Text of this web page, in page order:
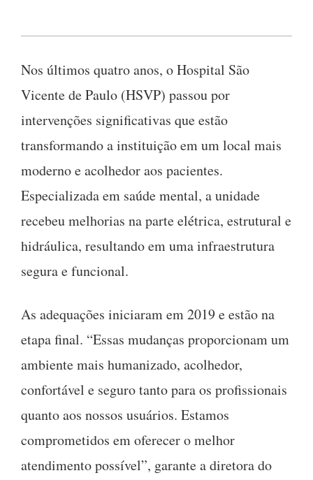
Nos últimos quatro anos, o Hospital São
Vicente de Paulo (HSVP) passou por
intervenções significativas que estão
transformando a instituição em um local mais
moderno e acolhedor aos pacientes.
Especializada em saúde mental, a unidade
recebeu melhorias na parte elétrica, estrutural e
hidráulica, resultando em uma infraestrutura
segura e funcional.
As adequações iniciaram em 2019 e estão na
etapa final. “Essas mudanças proporcionam um
ambiente mais humanizado, acolhedor,
confortável e seguro tanto para os profissionais
quanto aos nossos usuários. Estamos
comprometidos em oferecer o melhor
atendimento possível”, garante a diretora do